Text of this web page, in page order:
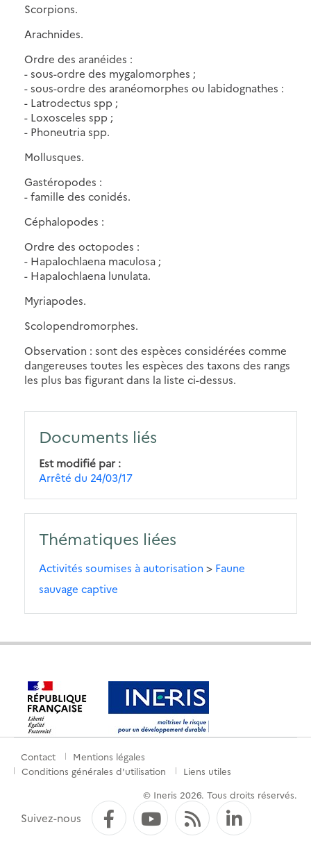
Scorpions.
Arachnides.
Ordre des aranéides :
- sous-ordre des mygalomorphes ;
- sous-ordre des aranéomorphes ou labidognathes :
- Latrodectus spp ;
- Loxosceles spp ;
- Phoneutria spp.
Mollusques.
Gastéropodes :
- famille des conidés.
Céphalopodes :
Ordre des octopodes :
- Hapalochlaena maculosa ;
- Hapalochlaena lunulata.
Myriapodes.
Scolopendromorphes.
Observation : sont des espèces considérées comme
dangereuses toutes les espèces des taxons des rangs
les plus bas figurant dans la liste ci-dessus.
Documents liés
Est modifié par
Arrêté du 24/03/17
Thématiques liées
Activités soumises à autorisation > Faune
sauvage captive
Menu
pied
Contact
Mentions légales
Conditions générales d'utilisation
Liens utiles
© Ineris 2026. Tous droits réservés.
Suivez-nous FacebookYouTube
Flux RSS